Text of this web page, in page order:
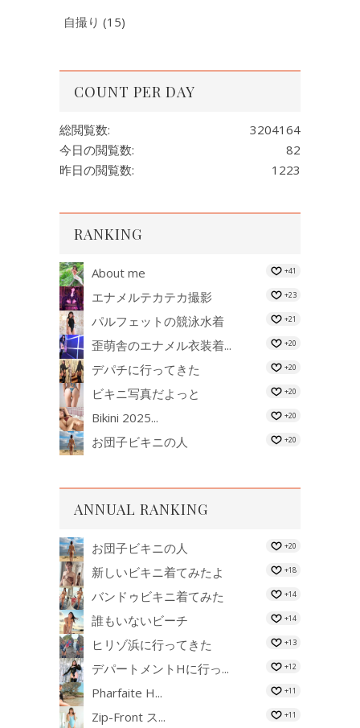
自撮り (15)
COUNT PER DAY
3204164
総閲覧数:
82
今日の閲覧数:
1223
昨日の閲覧数:
RANKING
About me +41
エナメルテカテカ撮影 +23
パルフェットの競泳水着 +21
歪萌舎のエナメル衣装着... +20
デパチに行ってきた +20
ビキニ写真だよっと +20
Bikini 2025... +20
お団子ビキニの人 +20
ANNUAL RANKING
お団子ビキニの人 +20
新しいビキニ着てみたよ +18
バンドゥビキニ着てみた +14
誰もいないビーチ +14
ヒリゾ浜に行ってきた +13
デパートメントHに行っ... +12
Pharfaite H... +11
Zip-Front ス... +11